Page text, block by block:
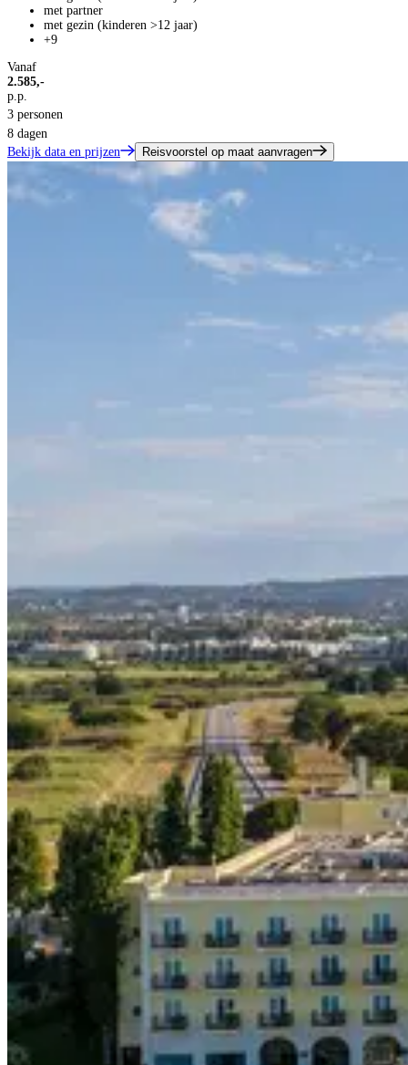
met partner
met gezin (kinderen >12 jaar)
+9
Vanaf
2.585,-
p.p.
3 personen
8 dagen
Bekijk data en prijzen
Reisvoorstel op maat aanvragen